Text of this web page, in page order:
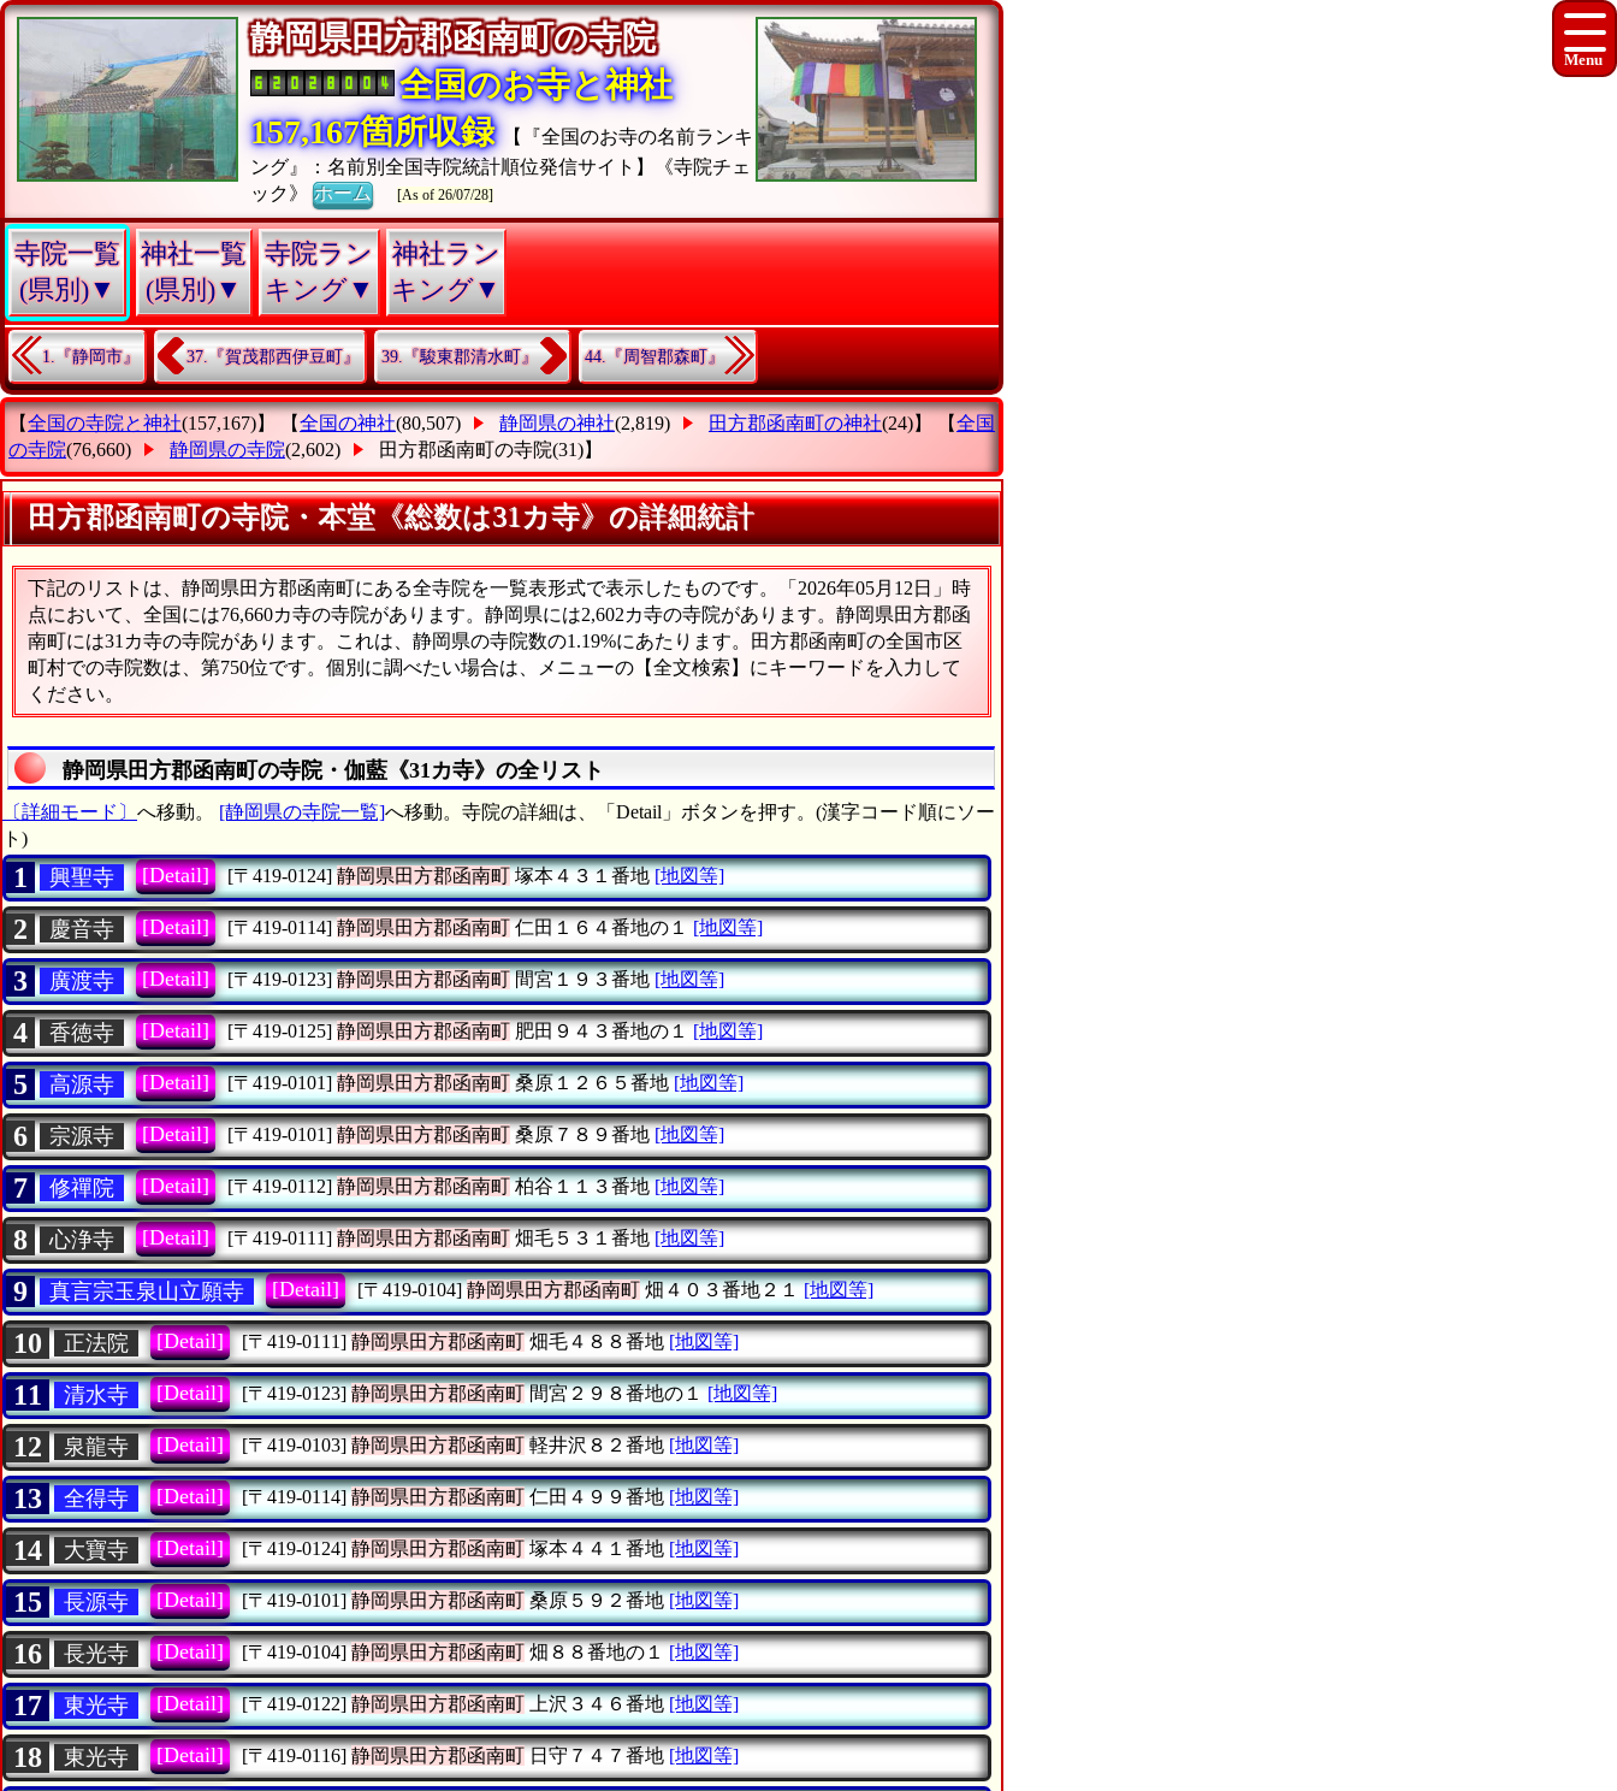
静岡県田方郡函南町の寺院
全国のお寺と神社
157,167箇所収録
【『全国のお寺の名前ランキ
ング』：名前別全国寺院統計順位発信サイト】《寺院チェ
ック》ホーム [As of 26/07/28]
寺院一覧
(県別)▼
神社一覧
(県別)▼
寺院ラン
キング▼
神社ラン
キング▼
1.『静岡市』 37.『賀茂郡西伊豆町』 39.『駿東郡清水町』 44.『周智郡森町』
【全国の寺院と神社(157,167)】 【全国の神社(80,507) 静岡県の神社(2,819) 田方郡函南町の神社(24)】 【全国
の寺院(76,660) 静岡県の寺院(2,602) 田方郡函南町の寺院(31)】
田方郡函南町の寺院・本堂《総数は31カ寺》の詳細統計
下記のリストは、静岡県田方郡函南町にある全寺院を一覧表形式で表示したものです。「2026年05月12日」時
点において、全国には76,660カ寺の寺院があります。静岡県には2,602カ寺の寺院があります。静岡県田方郡函
南町には31カ寺の寺院があります。これは、静岡県の寺院数の1.19%にあたります。田方郡函南町の全国市区
町村での寺院数は、第750位です。個別に調べたい場合は、メニューの【全文検索】にキーワードを入力して
ください。
静岡県田方郡函南町の寺院・伽藍《31カ寺》の全リスト
〔詳細モード〕 へ移動。 [静岡県の寺院一覧]へ移動。寺院の詳細は、「Detail」ボタンを押す。(漢字コード順にソー
ト)
1 興聖寺 [Detail] [〒419-0124] 静岡県田方郡函南町塚本４３１番地 [地図等]
2 慶音寺 [Detail] [〒419-0114] 静岡県田方郡函南町仁田１６４番地の１ [地図等]
3 廣渡寺 [Detail] [〒419-0123] 静岡県田方郡函南町間宮１９３番地 [地図等]
4 香徳寺 [Detail] [〒419-0125] 静岡県田方郡函南町肥田９４３番地の１ [地図等]
5 高源寺 [Detail] [〒419-0101] 静岡県田方郡函南町桑原１２６５番地 [地図等]
6 宗源寺 [Detail] [〒419-0101] 静岡県田方郡函南町桑原７８９番地 [地図等]
7 修禪院 [Detail] [〒419-0112] 静岡県田方郡函南町柏谷１１３番地 [地図等]
8 心浄寺 [Detail] [〒419-0111] 静岡県田方郡函南町畑毛５３１番地 [地図等]
9 真言宗玉泉山立願寺 [Detail] [〒419-0104] 静岡県田方郡函南町畑４０３番地２１ [地図等]
10 正法院 [Detail] [〒419-0111] 静岡県田方郡函南町畑毛４８８番地 [地図等]
11 清水寺 [Detail] [〒419-0123] 静岡県田方郡函南町間宮２９８番地の１ [地図等]
12 泉龍寺 [Detail] [〒419-0103] 静岡県田方郡函南町軽井沢８２番地 [地図等]
13 全得寺 [Detail] [〒419-0114] 静岡県田方郡函南町仁田４９９番地 [地図等]
14 大寶寺 [Detail] [〒419-0124] 静岡県田方郡函南町塚本４４１番地 [地図等]
15 長源寺 [Detail] [〒419-0101] 静岡県田方郡函南町桑原５９２番地 [地図等]
16 長光寺 [Detail] [〒419-0104] 静岡県田方郡函南町畑８８番地の１ [地図等]
17 東光寺 [Detail] [〒419-0122] 静岡県田方郡函南町上沢３４６番地 [地図等]
18 東光寺 [Detail] [〒419-0116] 静岡県田方郡函南町日守７４７番地 [地図等]